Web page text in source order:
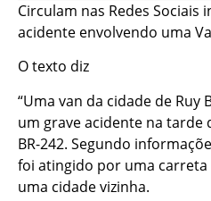
Circulam nas Redes
acidente envolvendo uma
O texto diz
“Uma van da cidade de Ruy
um grave acidente na tarde
BR-242. Segundo
foi atingido por uma
uma cidade vizinha.